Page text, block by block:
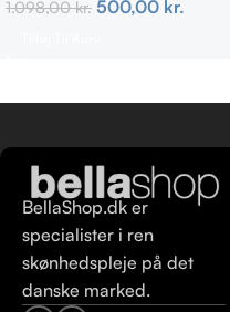
1.098,00kr. 500,00 kr.
BellaShop.dk er
specialister i ren
skønhedspleje på det
danske marked.